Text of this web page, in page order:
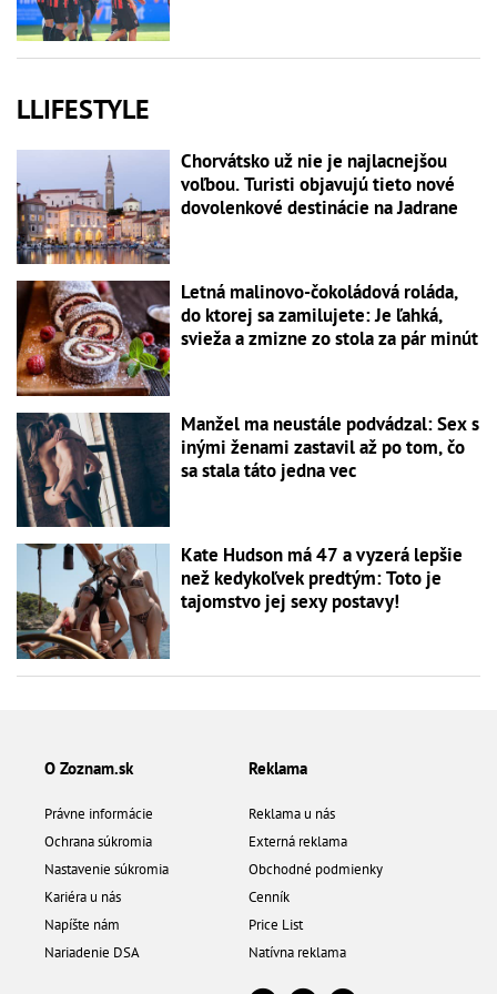
LLIFESTYLE
Chorvátsko už nie je najlacnejšou
voľbou. Turisti objavujú tieto nové
dovolenkové destinácie na Jadrane
Letná malinovo-čokoládová roláda,
do ktorej sa zamilujete: Je ľahká,
svieža a zmizne zo stola za pár minút
Manžel ma neustále podvádzal: Sex s
inými ženami zastavil až po tom, čo
sa stala táto jedna vec
Kate Hudson má 47 a vyzerá lepšie
než kedykoľvek predtým: Toto je
tajomstvo jej sexy postavy!
O Zoznam.sk
Právne informácie
Ochrana súkromia
Nastavenie súkromia
Kariéra u nás
Napíšte nám
Nariadenie DSA
Reklama
Reklama u nás
Externá reklama
Obchodné podmienky
Cenník
Price List
Natívna reklama